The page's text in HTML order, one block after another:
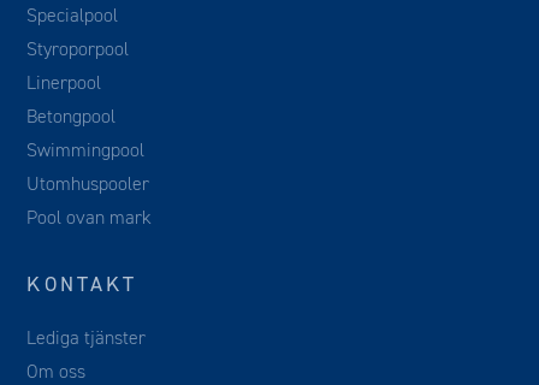
Specialpool
Styroporpool
Linerpool
Betongpool
Swimmingpool
Utomhuspooler
Pool ovan mark
KONTAKT
Lediga tjänster
Om oss